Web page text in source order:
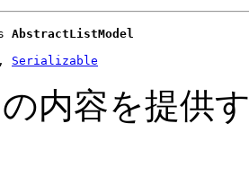
AbstractListModel
, Serializable
内容を提供